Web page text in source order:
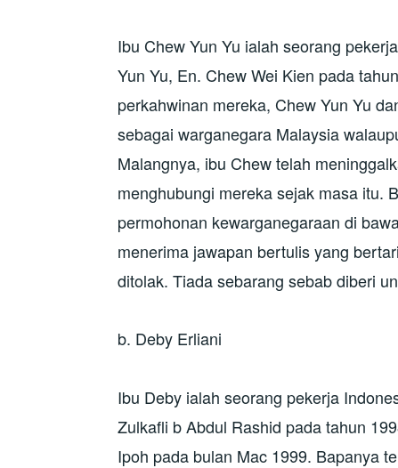
Ibu Chew Yun Yu ialah seorang
Yun Yu, En. Chew Wei Kien pada
perkahwinan mereka, Chew Yun Yu
sebagai warganegara Malaysia
Malangnya, ibu Chew telah
menghubungi mereka sejak masa itu.
permohonan kewarganegaraan di
menerima jawapan bertulis yang
ditolak. Tiada sebarang sebab diberi
b. Deby Erliani
Ibu Deby ialah seorang pekerja
Zulkafli b Abdul Rashid pada tahun
Ipoh pada bulan Mac 1999. Bapanya